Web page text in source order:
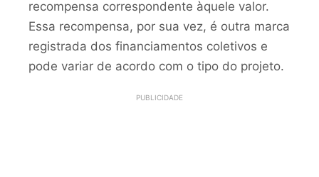
recompensa correspondente àquele valor.
Essa recompensa, por sua vez, é outra marca
registrada dos financiamentos coletivos e
pode variar de acordo com o tipo do projeto.
PUBLICIDADE